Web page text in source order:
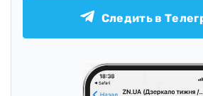
Следить в